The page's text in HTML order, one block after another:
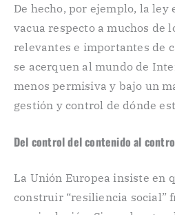
De hecho, por ejemplo, la ley
vacua respecto a muchos de
relevantes e importantes de
se acerquen al mundo de
menos permisiva y bajo un
gestión y control de dónde
Del control del contenido al
La Unión Europea insiste en
construir “resiliencia social”